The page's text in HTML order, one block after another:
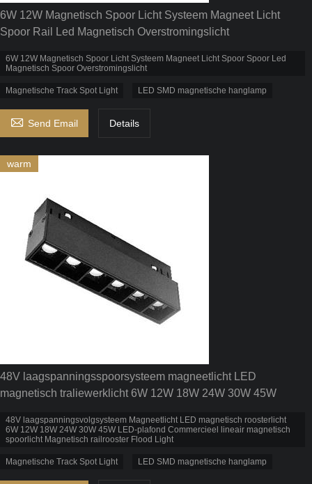
6W 12W Magnetisch Spoor Licht Systeem Magneet Licht
Spoor Rail Led Magnetisch Overstromingslicht
6W 12W Magnetisch Spoor Licht Systeem Magneet Licht Spoor Spoor Led
Magnetisch Spoor Overstromingslicht
Magnetische Track Spot Light LED SMD magnetische hanglamp
 Send Email Details
warm
48V laagspanningsspoorsysteem magneetlicht LED
magnetisch traliewerklicht 6W 12W 18W 24W 30W 45W
48V laagspanningsvolgsysteem Magneetlicht LED magnetisch roosterlicht
6W 12W 18W 24W 30W 45W LED-plafond Commercieel lineair magnetisch
spoorlicht Magnetisch railrooster Flood Light
Magnetische Track Spot Light LED SMD magnetische hanglamp